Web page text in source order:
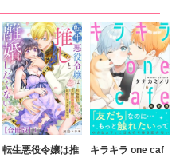
転生悪役令嬢は推
キラキラ one caf